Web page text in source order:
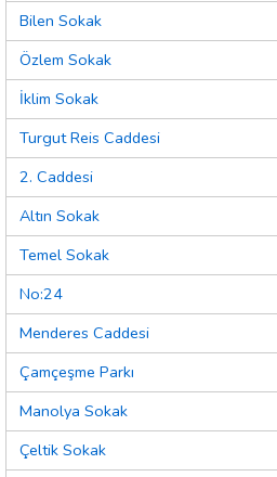
Bilen Sokak
Özlem Sokak
İklim Sokak
Turgut Reis Caddesi
2. Caddesi
Altın Sokak
Temel Sokak
No:24
Menderes Caddesi
Çamçeşme Parkı
Manolya Sokak
Çeltik Sokak